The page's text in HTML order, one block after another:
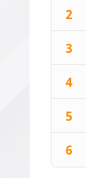
2
3
4
5
6